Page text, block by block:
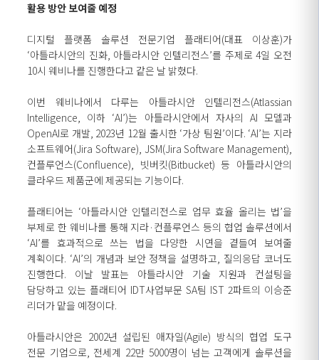
활용 방안 보여줄 예정
디지털 플랫폼 솔루션 전문기업 플래티어(대표 이상훈)가
‘아틀라시안의 진화, 아틀라시안 인텔리전스’를 주제로 4일 오전
10시 웨비나를 진행한다고 같은 날 밝혔다.
이번 웨비나에서 다루는 아틀라시안 인텔리전스(Atlassian
Intelligence, 이하 ‘AI’)는 아틀라시안에서 자사의 AI 모델과
OpenAI로 개발, 2023년 12월 출시한 ‘가상 팀원’이다. ‘AI’는 지라
소프트웨어(Jira Software), JSM(Jira Software Management),
컨플루언스(Confluence), 빗버킷(Bitbucket) 등 아틀라시안의
클라우드 제품군에 제공되는 기능이다.
플래티어는 ‘아틀라시안 인텔리전스로 업무 효율 올리는 법’을
부제로 한 웨비나를 통해 지라·컨플루언스 등의 협업 솔루션에서
‘AI’를 효과적으로 쓰는 법을 다양한 시연을 곁들여 보여줄
계획이다. ‘AI’의 개념과 보안 정책을 설명하고, 질의응답 코너도
진행한다. 이날 발표는 아틀라시안 기술 지원과 컨설팅을
담당하고 있는 플래티어 IDT사업부문 SA팀 IST 2파트의 이승준
리더가 맡을 예정이다.
아틀라시안은 2002년 설립된 애자일(Agile) 방식의 협업 도구
전문 기업으로, 전세계 22만 5000명이 넘는 고객에게 솔루션을